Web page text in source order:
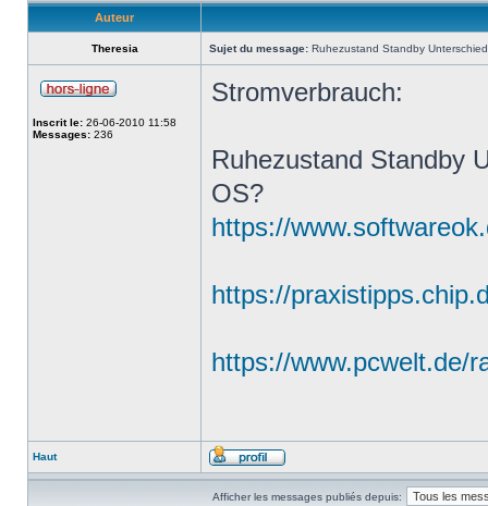
Auteur
Theresia Sujet du message: Ruhezustand Standby
Inscrit le: 26-06-2010 11:58
Messages: 236
Stromverbrauch:
Ruhezustand Standby
OS?
https://
https://
https://www.pcwelt.de/
Haut
Afficher les messages publiés depuis: